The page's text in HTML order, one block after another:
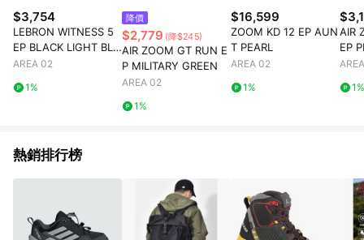
限」)，以同一訂單中同一商品不論件數計算，並依訂單成立時間
當下LINE購物所設定的回饋機制為準。 《8》LINE購物為購物資
訊整合性平台，商品資料更新會有時間差，如顯示之商品規格、
顏色、價位、贈品與PChome 24h購物銷售網頁不符，以銷售網
頁標示為準！
$3,754
LEBRON WITNESS 5
EP BLACK LIGHT BLU
E FURY
AREA 02
1%
降價
$2,779 (降$245)
AIR ZOOM GT RUN E
P MILITARY GREEN
AREA 02
1%
$16,599
ZOOM KD 12 EP AUN
T PEARL
AREA 02
1%
AIR
EP
1%
熱銷排行榜